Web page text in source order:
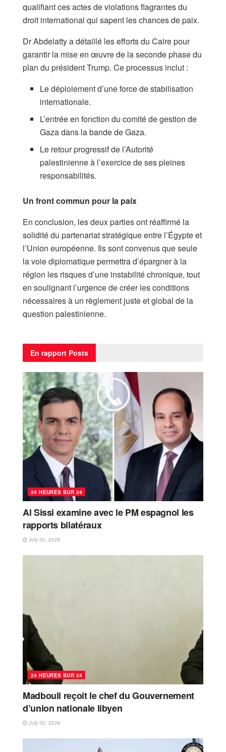
qualifiant ces actes de violations flagrantes du
droit international qui sapent les chances de paix.
Dr Abdelatty a détaillé les efforts du Caire pour
garantir la mise en œuvre de la seconde phase du
plan du président Trump. Ce processus inclut :
Le déploiement d’une force de stabilisation
internationale.
L’entrée en fonction du comité de gestion de
Gaza dans la bande de Gaza.
Le retour progressif de l’Autorité
palestinienne à l’exercice de ses pleines
responsabilités.
Un front commun pour la paix
En conclusion, les deux parties ont réaffirmé la
solidité du partenariat stratégique entre l’Égypte et
l’Union européenne. Ils sont convenus que seule
la voie diplomatique permettra d’épargner à la
région les risques d’une instabilité chronique, tout
en soulignant l’urgence de créer les conditions
nécessaires à un règlement juste et global de la
question palestinienne.
En rapport Posts
24 HEURES SUR 24
Al Sissi examine avec le PM espagnol les
rapports bilatéraux
July 30, 2026
24 HEURES SUR 24
Madbouli reçoit le chef du Gouvernement
d’union nationale libyen
July 30, 2026